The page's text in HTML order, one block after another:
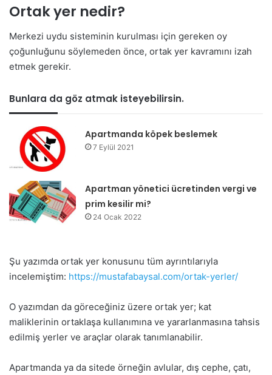
Ortak yer nedir?
Merkezi uydu sisteminin kurulması için gereken oy
çoğunluğunu söylemeden önce, ortak yer kavramını izah
etmek gerekir.
Bunlara da göz atmak isteyebilirsin.
Apartmanda köpek beslemek
7 Eylül 2021
Apartman yönetici ücretinden vergi ve
prim kesilir mi?
24 Ocak 2022
Şu yazımda ortak yer konusunu tüm ayrıntılarıyla
incelemiştim: https://mustafabaysal.com/ortak-yerler/
O yazımdan da göreceğiniz üzere ortak yer; kat
maliklerinin ortaklaşa kullanımına ve yararlanmasına tahsis
edilmiş yerler ve araçlar olarak tanımlanabilir.
Apartmanda ya da sitede örneğin avlular, dış cephe, çatı,